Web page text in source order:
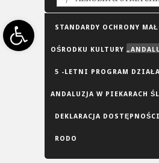
Open toolbarSTANDARDY OCHRONY
OŚRODKU KULTURY
5 -LETNI PROGRAM
ANDALUZJA W PIEKARACH
DEKLARACJA DOSTĘPNOŚCI
RODO